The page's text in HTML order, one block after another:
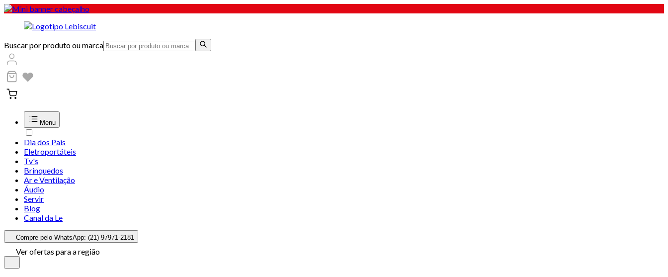
Buscar por produto ou marca
Menu
Dia dos Pais
Eletroportáteis
Tv's
Brinquedos
Ar e Ventilação
Áudio
Servir
Blog
Canal da Le
Compre pelo WhatsApp: (21) 97971-2181
Ver ofertas para a região